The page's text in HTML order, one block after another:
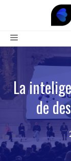
contenido
Menú
La
de